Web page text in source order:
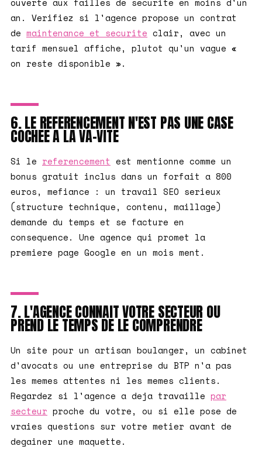
ouverte aux failles de securite en moins d'un
an. Verifiez si l'agence propose un contrat
de maintenance et securite clair, avec un
tarif mensuel affiche, plutot qu'un vague «
on reste disponible ».
6. LE REFERENCEMENT N'EST PAS UNE CASE
COCHEE A LA VA-VITE
Si le referencement est mentionne comme un
bonus gratuit inclus dans un forfait a 800
euros, mefiance : un travail SEO serieux
(structure technique, contenu, maillage)
demande du temps et se facture en
consequence. Une agence qui promet la
premiere page Google en un mois ment.
7. L'AGENCE CONNAIT VOTRE SECTEUR OU
PREND LE TEMPS DE LE COMPRENDRE
Un site pour un artisan boulanger, un cabinet
d'avocats ou une entreprise du BTP n'a pas
les memes attentes ni les memes clients.
Regardez si l'agence a deja travaille par
secteur proche du votre, ou si elle pose de
vraies questions sur votre metier avant de
degainer une maquette.